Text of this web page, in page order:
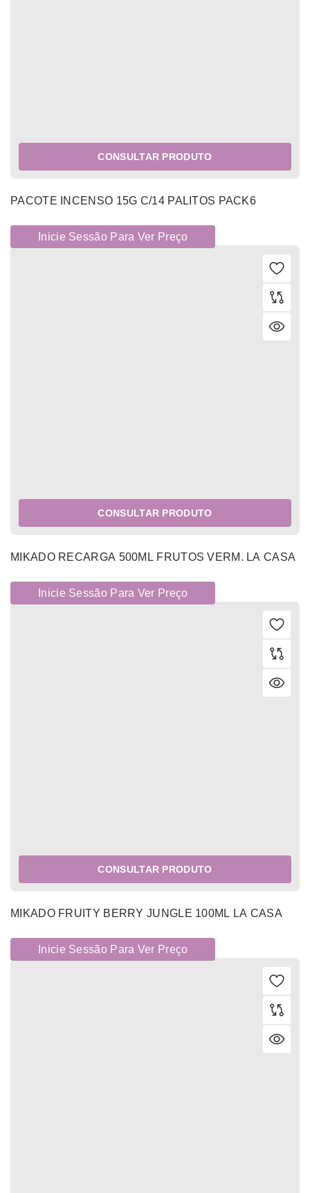
CONSULTAR PRODUTO
PACOTE INCENSO 15G C/14 PALITOS PACK6
Inicie Sessão Para Ver Preço
CONSULTAR PRODUTO
MIKADO RECARGA 500ML FRUTOS VERM. LA CASA
Inicie Sessão Para Ver Preço
CONSULTAR PRODUTO
MIKADO FRUITY BERRY JUNGLE 100ML LA CASA
Inicie Sessão Para Ver Preço